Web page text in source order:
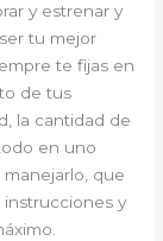
y estrenar y
tu mejor
te fijas en
de tus
la cantidad de
en uno
que
y